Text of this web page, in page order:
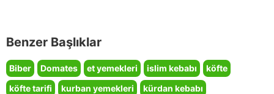
Benzer Başlıklar
Biber Domates et yemekleri islim kebabı
köfte
köfte tarifi
kurban yemekleri kürdan kebabı